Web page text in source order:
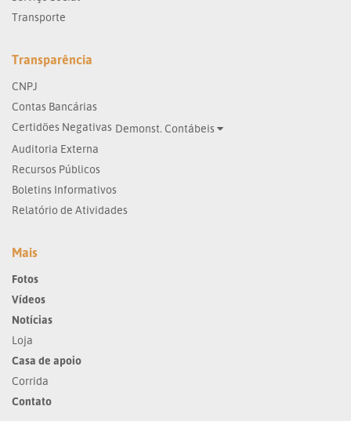
Transporte
Transparência
CNPJ
Contas Bancárias
Certidões Negativas Demonst. Contábeis
Auditoria Externa
Recursos Públicos
Boletins Informativos
Relatório de Atividades
Mais
Fotos
Vídeos
Notícias
Loja
Casa de apoio
Corrida
Contato